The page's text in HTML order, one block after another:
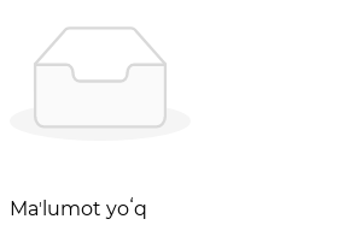
Maʼlumot yoʻq